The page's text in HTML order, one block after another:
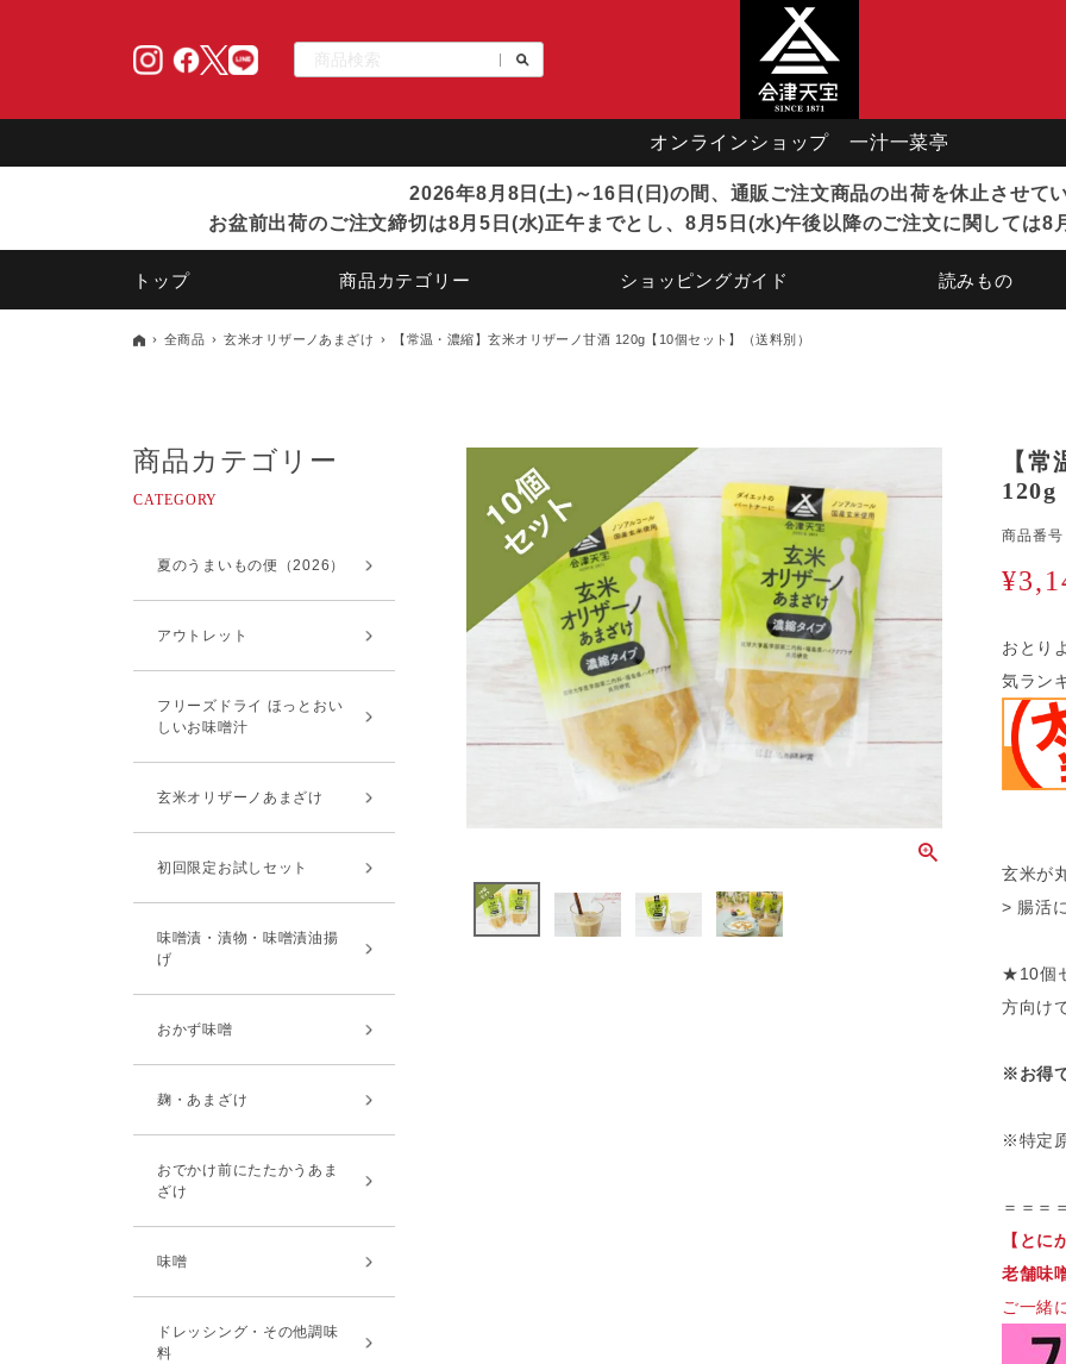
オンラインショップ 一汁一菜亭
2026年8月8日(土)～16日(日)の間、通販ご注文商品の出荷を休止させて
お盆前出荷のご注文締切は8月5日(水)正午までとし、8月5日(水)午後以降のご注文に関しては8
トップ 商品カテゴリー ショッピングガイド 読みもの
全商品 玄米オリザーノあまざけ 【常温・濃縮】玄米オリザーノ甘酒 120g【10個セット】（送料別）
商品カテゴリー
夏のうまいもの便（2026）
アウトレット
フリーズドライ ほっとおい
しいお味噌汁
玄米オリザーノあまざけ
初回限定お試しセット
味噌漬・漬物・味噌漬油揚
げ
おかず味噌
麹・あまざけ
おでかけ前にたたかうあま
ざけ
味噌
ドレッシング・その他調味
料
【
120g
商品番号
¥
おとり
気ラン
玄米が
> 腸活
★10個
方向け
※お得
※特定
＝＝＝
【とに
老舗味
ご一緒